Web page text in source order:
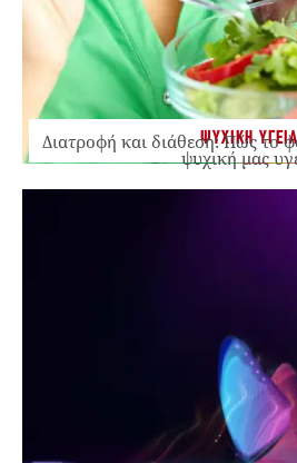
ΨΥΧΙΚΗ
Διατροφή και διάθεση: Πώς το
ψυχική μας